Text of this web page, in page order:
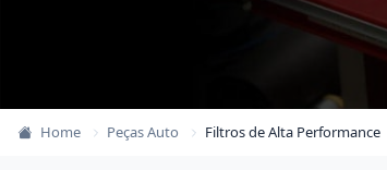
Home Peças Auto Filtros de Alta Performance